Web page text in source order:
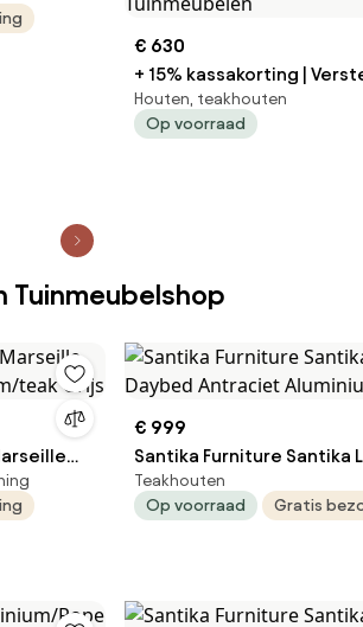
€ 630
+ 15% kassakorting |
ROUGH | Teakhout | Old Teak
Greywash/Taupe - Naturel
Houten, teakhouten
Op voorraad
Tuinmeubelshop
teak
€ 999
Santika Furniture Santika
Daybed Antraciet
Teakhouten
Op voorraad
Gratis